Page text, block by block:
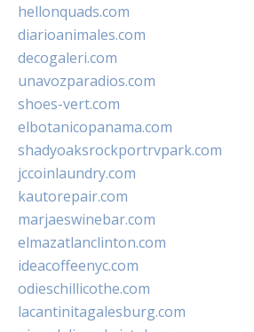
hellonquads.com
diarioanimales.com
decogaleri.com
unavozparadios.com
shoes-vert.com
elbotanicopanama.com
shadyoaksrockportrvpark.com
jccoinlaundry.com
kautorepair.com
marjaeswinebar.com
elmazatlanclinton.com
ideacoffeenyc.com
odieschillicothe.com
lacantinitagalesburg.com